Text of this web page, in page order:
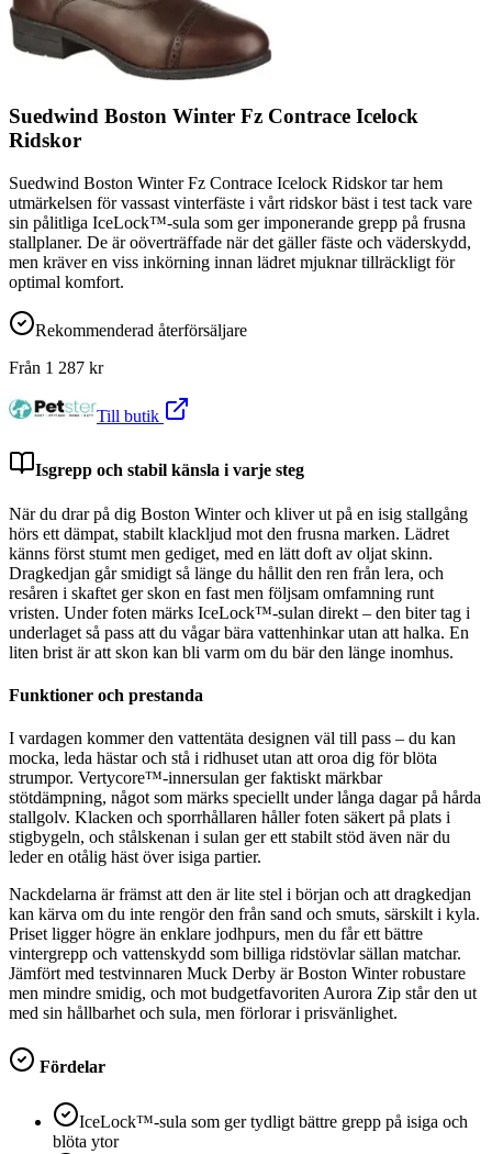
Suedwind Boston Winter Fz Contrace Icelock
Ridskor
Suedwind Boston Winter Fz Contrace Icelock Ridskor tar hem
utmärkelsen för vassast vinterfäste i vårt ridskor bäst i test tack vare
sin pålitliga IceLock™-sula som ger imponerande grepp på frusna
stallplaner. De är oöverträffade när det gäller fäste och väderskydd,
men kräver en viss inkörning innan lädret mjuknar tillräckligt för
optimal komfort.
Rekommenderad återförsäljare
Från 1 287 kr
Till butik
Isgrepp och stabil känsla i varje steg
När du drar på dig Boston Winter och kliver ut på en isig stallgång
hörs ett dämpat, stabilt klackljud mot den frusna marken. Lädret
känns först stumt men gediget, med en lätt doft av oljat skinn.
Dragkedjan går smidigt så länge du hållit den ren från lera, och
resåren i skaftet ger skon en fast men följsam omfamning runt
vristen. Under foten märks IceLock™-sulan direkt – den biter tag i
underlaget så pass att du vågar bära vattenhinkar utan att halka. En
liten brist är att skon kan bli varm om du bär den länge inomhus.
Funktioner och prestanda
I vardagen kommer den vattentäta designen väl till pass – du kan
mocka, leda hästar och stå i ridhuset utan att oroa dig för blöta
strumpor. Vertycore™-innersulan ger faktiskt märkbar
stötdämpning, något som märks speciellt under långa dagar på hårda
stallgolv. Klacken och sporrhållaren håller foten säkert på plats i
stigbygeln, och stålskenan i sulan ger ett stabilt stöd även när du
leder en otålig häst över isiga partier.
Nackdelarna är främst att den är lite stel i början och att dragkedjan
kan kärva om du inte rengör den från sand och smuts, särskilt i kyla.
Priset ligger högre än enklare jodhpurs, men du får ett bättre
vintergrepp och vattenskydd som billiga ridstövlar sällan matchar.
Jämfört med testvinnaren Muck Derby är Boston Winter robustare
men mindre smidig, och mot budgetfavoriten Aurora Zip står den ut
med sin hållbarhet och sula, men förlorar i prisvänlighet.
Fördelar
IceLock™-sula som ger tydligt bättre grepp på isiga och
blöta ytor